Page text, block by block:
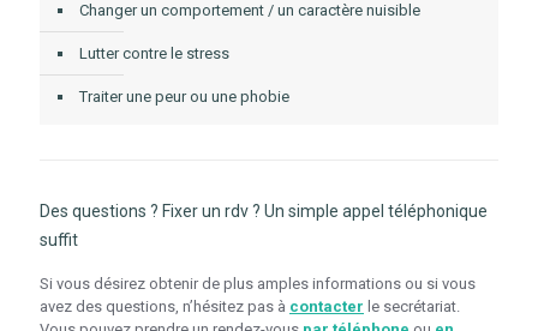
Changer un comportement / un caractère nuisible
Lutter contre le stress
Traiter une peur ou une phobie
Des questions ? Fixer un rdv ? Un simple appel téléphonique
suffit
Si vous désirez obtenir de plus amples informations ou si vous
avez des questions, n’hésitez pas à contacter le secrétariat.